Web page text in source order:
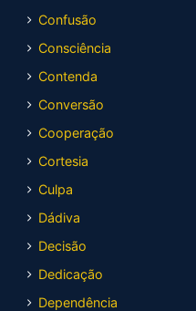
Confusão
Consciência
Contenda
Conversão
Cooperação
Cortesia
Culpa
Dádiva
Decisão
Dedicação
Dependência